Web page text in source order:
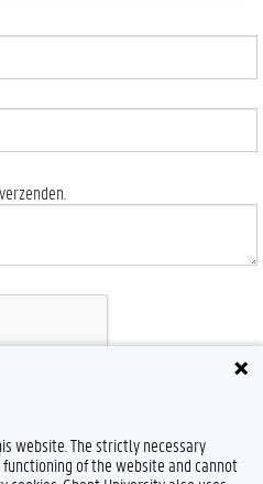
website. The strictly necessary
of the website and cannot